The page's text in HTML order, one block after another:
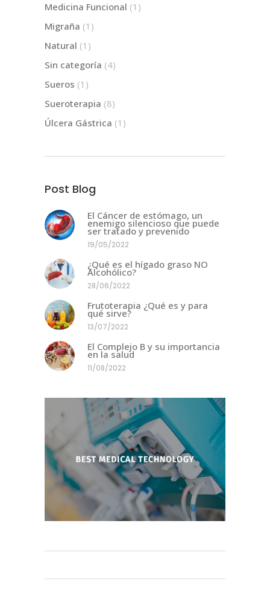
Medicina Funcional (1)
Migraña (1)
Natural (1)
Sin categoría (4)
Sueros (1)
Sueroterapia (8)
Úlcera Gástrica (1)
Post Blog
El Cáncer de estómago, un
enemigo silencioso que puede
ser tratado y prevenido
19/05/2022
¿Qué es el hígado graso NO
Alcohólico?
28/06/2022
Frutoterapia ¿Qué es y para
qué sirve?
13/07/2022
El Complejo B y su importancia
en la salud
11/08/2022